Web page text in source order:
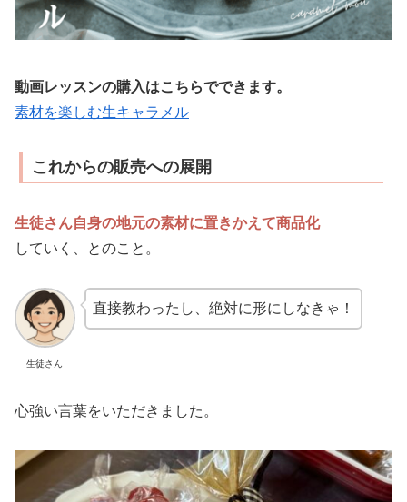
動画レッスンの購入はこちらでできます。
素材を楽しむ生キャラメル
これからの販売への展開
生徒さん自身の地元の素材に置きかえて商品化
していく、とのこと。
生徒さん
直接教わったし、絶対に形にしなきゃ！
心強い言葉をいただきました。